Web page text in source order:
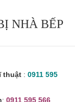
NHÀ BẾP
thuật : 0911 595
: 0911 595 566